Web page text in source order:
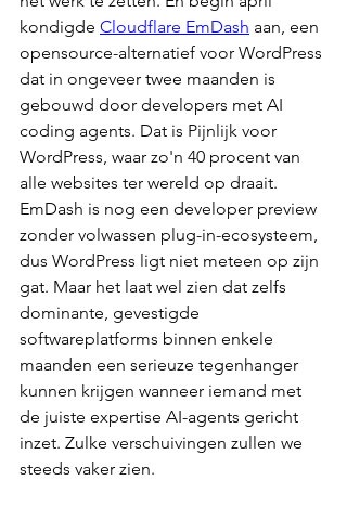
kondigde Cloudflare EmDash aan, een
opensource-alternatief voor WordPress
dat in ongeveer twee maanden is
gebouwd door developers met AI
coding agents. Dat is Pijnlijk voor
WordPress, waar zo'n 40 procent van
alle websites ter wereld op draait.
EmDash is nog een developer preview
zonder volwassen plug-in-ecosysteem,
dus WordPress ligt niet meteen op zijn
gat. Maar het laat wel zien dat zelfs
dominante, gevestigde
softwareplatforms binnen enkele
maanden een serieuze tegenhanger
kunnen krijgen wanneer iemand met
de juiste expertise AI-agents gericht
inzet. Zulke verschuivingen zullen we
steeds vaker zien.